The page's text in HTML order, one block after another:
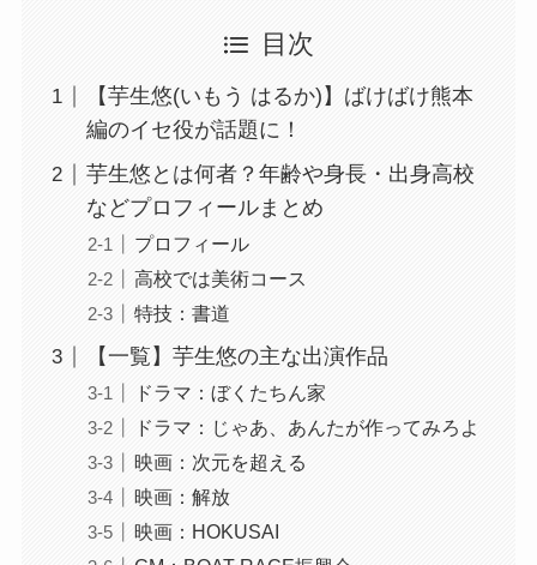
目次
【芋生悠(いもう はるか)】ばけばけ熊本
編のイセ役が話題に！
芋生悠とは何者？年齢や身長・出身高校
などプロフィールまとめ
プロフィール
高校では美術コース
特技：書道
【一覧】芋生悠の主な出演作品
ドラマ：ぼくたちん家
ドラマ：じゃあ、あんたが作ってみろよ
映画：次元を超える
映画：解放
映画：HOKUSAI